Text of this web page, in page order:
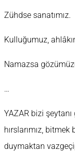
Zühdse sanatımız.
Kulluğumuz,
Namazsa
…
YAZAR bizi şeytanı
hırslarımız, bitmek
duymaktan